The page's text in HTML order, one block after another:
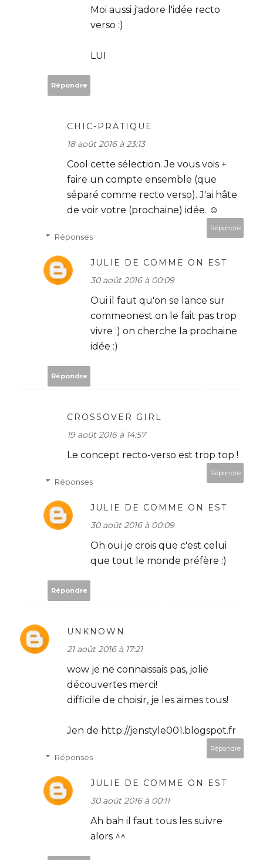
Moi aussi j'adore l'idée recto
verso :)
LUI
Répondre
CHIC-PRATIQUE
18 août 2016 à 23:13
Cool cette sélection. Je vous vois +
faire un compte ensemble (que
séparé comme recto verso). J'ai hâte
de voir votre (prochaine) idée. ☺
Répondre
Réponses
JULIE DE COMME ON EST
30 août 2016 à 00:09
Oui il faut qu'on se lance sur
commeonest on le fait pas trop
vivre :) on cherche la prochaine
idée :)
Répondre
CROSSOVER GIRL
19 août 2016 à 14:57
Le concept recto-verso est trop top !
Répondre
Réponses
JULIE DE COMME ON EST
30 août 2016 à 00:09
Oh oui je crois que c'est celui
que tout le monde préfère :)
Répondre
UNKNOWN
21 août 2016 à 17:21
wow je ne connaissais pas, jolie
découvertes merci!
difficile de choisir, je les aimes tous!
Jen de http://jenstyle001.blogspot.fr
Répondre
Réponses
JULIE DE COMME ON EST
30 août 2016 à 00:11
Ah bah il faut tous les suivre
alors ^^